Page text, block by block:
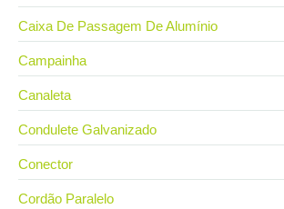
Caixa De Passagem De Alumínio
Campainha
Canaleta
Condulete Galvanizado
Conector
Cordão Paralelo